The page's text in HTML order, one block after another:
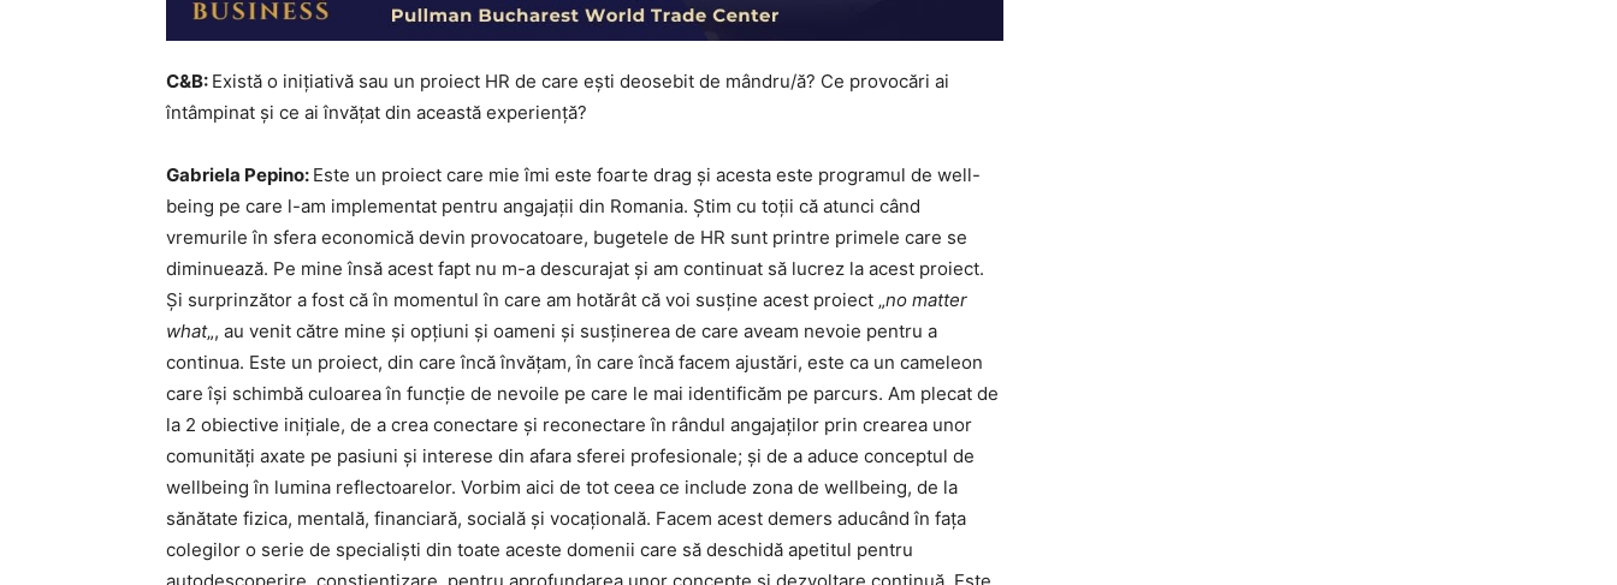
C&B: Există o inițiativă sau un proiect HR de care ești deosebit de mândru/ă? Ce provocări ai
întâmpinat și ce ai învățat din această experiență?
Gabriela Pepino: Este un proiect care mie îmi este foarte drag și acesta este programul de well-
being pe care l-am implementat pentru angajații din Romania. Știm cu toții că atunci când
vremurile în sfera economică devin provocatoare, bugetele de HR sunt printre primele care se
diminuează. Pe mine însă acest fapt nu m-a descurajat și am continuat să lucrez la acest proiect.
Și surprinzător a fost că în momentul în care am hotărât că voi susține acest proiect „no matter
what„, au venit către mine și opțiuni și oameni și susținerea de care aveam nevoie pentru a
continua. Este un proiect, din care încă învățam, în care încă facem ajustări, este ca un cameleon
care își schimbă culoarea în funcție de nevoile pe care le mai identificăm pe parcurs. Am plecat de
la 2 obiective inițiale, de a crea conectare și reconectare în rândul angajaților prin crearea unor
comunități axate pe pasiuni și interese din afara sferei profesionale; și de a aduce conceptul de
wellbeing în lumina reflectoarelor. Vorbim aici de tot ceea ce include zona de wellbeing, de la
sănătate fizica, mentală, financiară, socială și vocațională. Facem acest demers aducând în fața
colegilor o serie de specialiști din toate aceste domenii care să deschidă apetitul pentru